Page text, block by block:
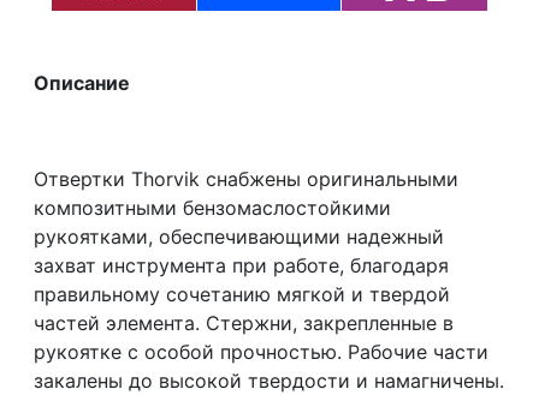
Описание
Отвертки Thorvik снабжены оригинальными
композитными бензомаслостойкими
рукоятками, обеспечивающими надежный
захват инструмента при работе, благодаря
правильному сочетанию мягкой и твердой
частей элемента. Стержни, закрепленные в
рукоятке с особой прочностью. Рабочие части
закалены до высокой твердости и намагничены.